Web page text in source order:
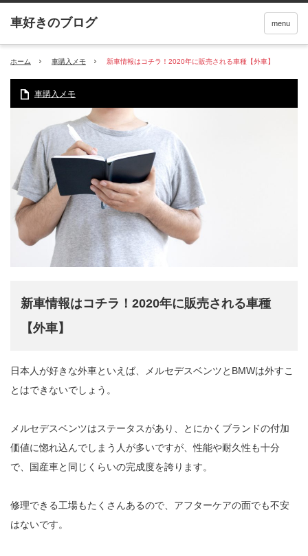
menu
ホーム 車購入メモ 新車情報はコチラ！2020年に販売される車種【外車】
車購入メモ
新車情報はコチラ！2020年に販売される車種
【外車】
日本人が好きな外車といえば、メルセデスベンツとBMWは外すこ
とはできないでしょう。
メルセデスベンツはステータスがあり、とにかくブランドの付加
価値に惚れ込んでしまう人が多いですが、性能や耐久性も十分
で、国産車と同じくらいの完成度を誇ります。
修理できる工場もたくさんあるので、アフターケアの面でも不安
はないです。